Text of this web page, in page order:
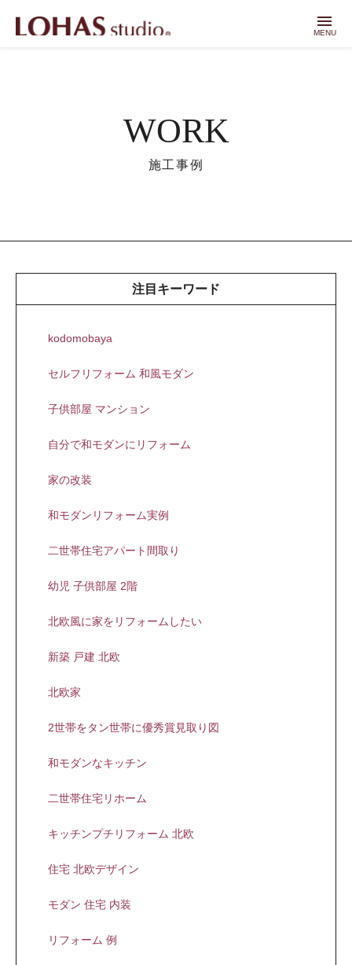
menu
MENU
WORK
施工事例
注目キーワード
kodomobaya
セルフリフォーム 和風モダン
子供部屋 マンション
自分で和モダンにリフォーム
家の改装
和モダンリフォーム実例
二世帯住宅アパート間取り
幼児 子供部屋 2階
北欧風に家をリフォームしたい
新築 戸建 北欧
北欧家
2世帯をタン世帯に優秀賞見取り図
和モダンなキッチン
二世帯住宅リホーム
キッチンプチリフォーム 北欧
住宅 北欧デザイン
モダン 住宅 内装
リフォーム 例